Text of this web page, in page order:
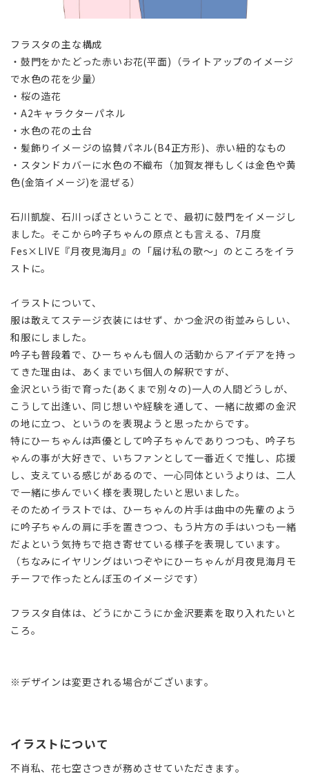
フラスタの主な構成
・鼓門をかたどった赤いお花(平面)（ライトアップのイメージ
で水色の花を少量）
・桜の造花
・A2キャラクターパネル
・水色の花の土台
・髪飾りイメージの協賛パネル(B4正方形)、赤い紐的なもの
・スタンドカバーに水色の不織布（加賀友禅もしくは金色や黄
色(金箔イメージ)を混ぜる）
石川凱旋、石川っぽさということで、最初に鼓門をイメージし
ました。そこから吟子ちゃんの原点とも言える、7月度
Fes×LIVE『月夜見海月』の「届け私の歌～」のところをイラ
ストに。
イラストについて、
服は敢えてステージ衣装にはせず、かつ金沢の街並みらしい、
和服にしました。
吟子も普段着で、ひーちゃんも個人の活動からアイデアを持っ
てきた理由は、あくまでいち個人の解釈ですが、
金沢という街で育った(あくまで別々の)一人の人間どうしが、
こうして出逢い、同じ想いや経験を通して、一緒に故郷の金沢
の地に立つ、というのを表現ようと思ったからです。
特にひーちゃんは声優として吟子ちゃんでありつつも、吟子ち
ゃんの事が大好きで、いちファンとして一番近くで推し、応援
し、支えている感じがあるので、一心同体というよりは、二人
で一緒に歩んでいく様を表現したいと思いました。
そのためイラストでは、ひーちゃんの片手は曲中の先輩のよう
に吟子ちゃんの肩に手を置きつつ、もう片方の手はいつも一緒
だよという気持ちで抱き寄せている様子を表現しています。
（ちなみにイヤリングはいつぞやにひーちゃんが月夜見海月モ
チーフで作ったとんぼ玉のイメージです）
フラスタ自体は、どうにかこうにか金沢要素を取り入れたいと
ころ。
※デザインは変更される場合がございます。
イラストについて
不肖私、花七空さつきが務めさせていただきます。